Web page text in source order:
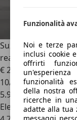
Suzuki SwiftSwift
reale!
€ 21.950
10/2023
5.900 km
Elettrica/Benzina
Funzionalità
Noi e terze
inclusi cookie
offrirti
funzionalità
della nostra
ricerche in
adatte alla tua
messaggi